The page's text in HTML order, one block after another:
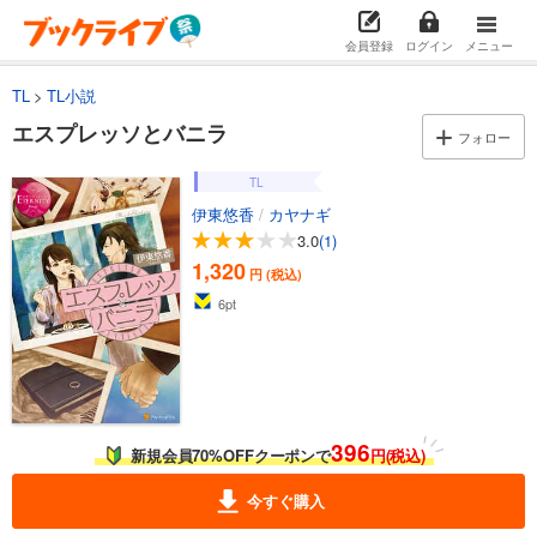
会員登録 ログイン メニュー
TL TL小説
エスプレッソとバニラ フォロー
TL
伊東悠香 / カヤナギ
3.0(1)
1,320 円 (税込)
6pt
新規会員70%OFFクーポンで396円(税込)
今すぐ購入